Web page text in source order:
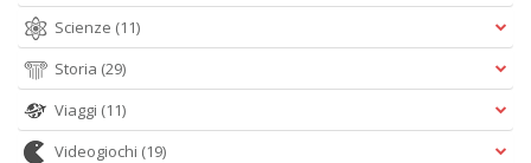
Scienze (11)
Storia (29)
Viaggi (11)
Videogiochi (19)